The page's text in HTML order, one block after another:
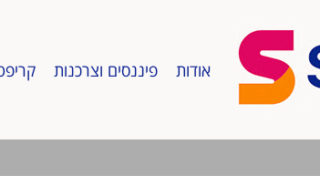
אודות פיננסים וצרכנות